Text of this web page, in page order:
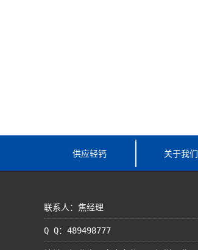
供应轻钙 关于我们
联系人：焦经理
Q Q：489498777